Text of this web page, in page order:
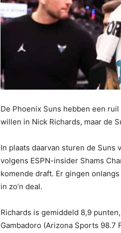
De Phoenix Suns hebben een
willen in Nick Richards, maar de
In plaats daarvan sturen de
volgens ESPN-insider Shams
komende draft. Er gingen
in zo’n deal.
Richards is gemiddeld 8,9
Gambadoro (Arizona Sports 98.7